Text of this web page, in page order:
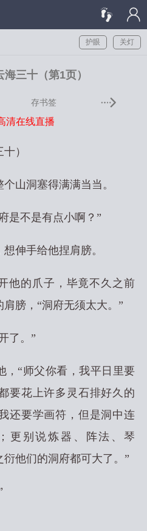
关灯
护眼
三十（第1页）
存书签
清在线直播
）
山洞塞得满满当当。
是不是有点小啊？”
伸手给他捏肩膀。
他的爪子，毕竟不久之前
膀，“洞府无须太大。”
了。”
，“师父你看，我平日里要
要花上许多灵石排好久的
还要学画符，但是洞中连
更别说炼器、阵法、琴
他们的洞府都可大了。”